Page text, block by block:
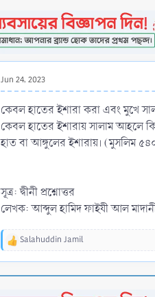
Jun 24, 2023
কেবল হাতের ইশারা করা এবং মুখে
কেবল হাতের ইশারায় সালাম আহলে
হাত বা আঙ্গুলের ইশারায়। (মুসলিম
সূত্র: দ্বীনী প্রশ্নোত্তর
লেখক: আব্দুল হামিদ ফাইযী আল
R
Salahuddin Jamil